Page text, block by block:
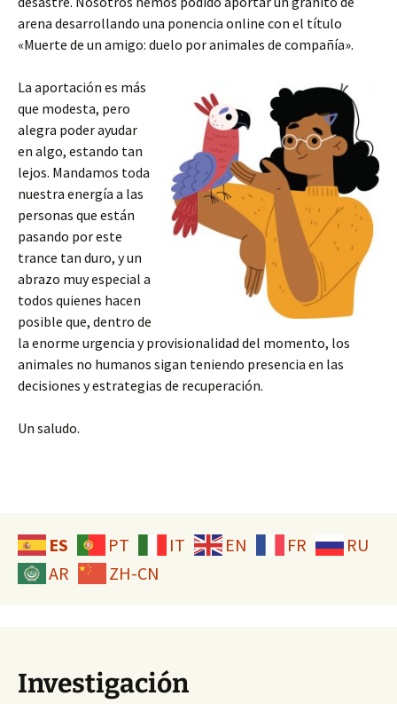
arena desarrollando una ponencia online con el título
«Muerte de un amigo: duelo por animales de compañía».
La aportación es más
que modesta, pero
alegra poder ayudar
en algo, estando tan
lejos. Mandamos toda
nuestra energía a las
personas que están
pasando por este
trance tan duro, y un
abrazo muy especial a
todos quienes hacen
posible que, dentro de
la enorme urgencia y provisionalidad del momento, los
animales no humanos sigan teniendo presencia en las
decisiones y estrategias de recuperación.
Un saludo.
ES PT IT EN FR
RU
AR
ZH-CN
Investigación